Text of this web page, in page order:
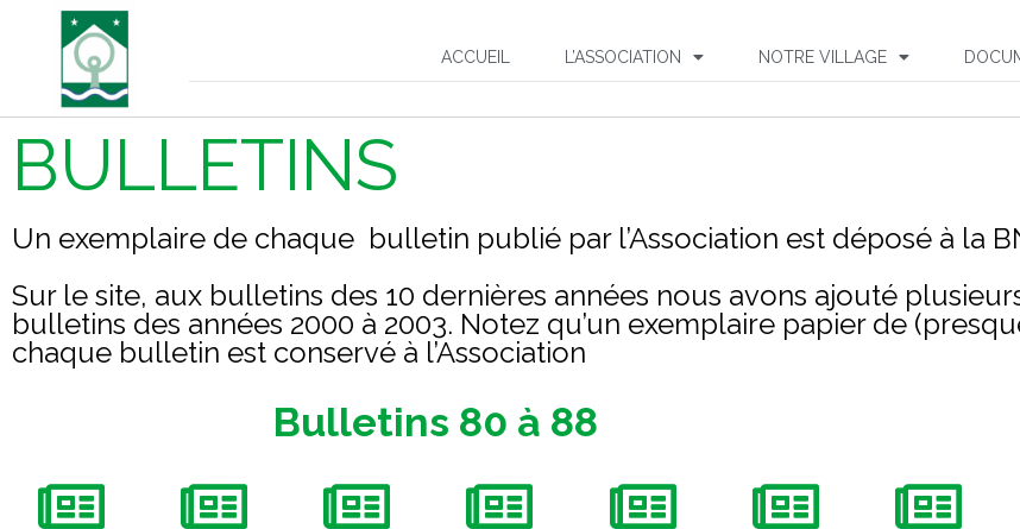
ACCUEIL L’ASSOCIATION NOTRE VILLAGE
BULLETINS
Un exemplaire de chaque bulletin publié par l’Association est déposé à la
Sur le site, aux bulletins des 10 dernières années nous avons ajouté
bulletins des années 2000 à 2003. Notez qu’un exemplaire papier de
chaque bulletin est conservé à l’Association
Bulletins 80 à 88